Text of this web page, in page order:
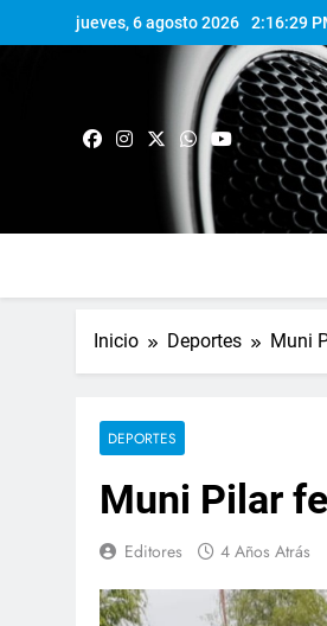
jueves, 6 agosto 2026 2:16:30
Inicio Deportes Muni
DEPORTES
Muni Pilar
Editores 4 Años Atrás